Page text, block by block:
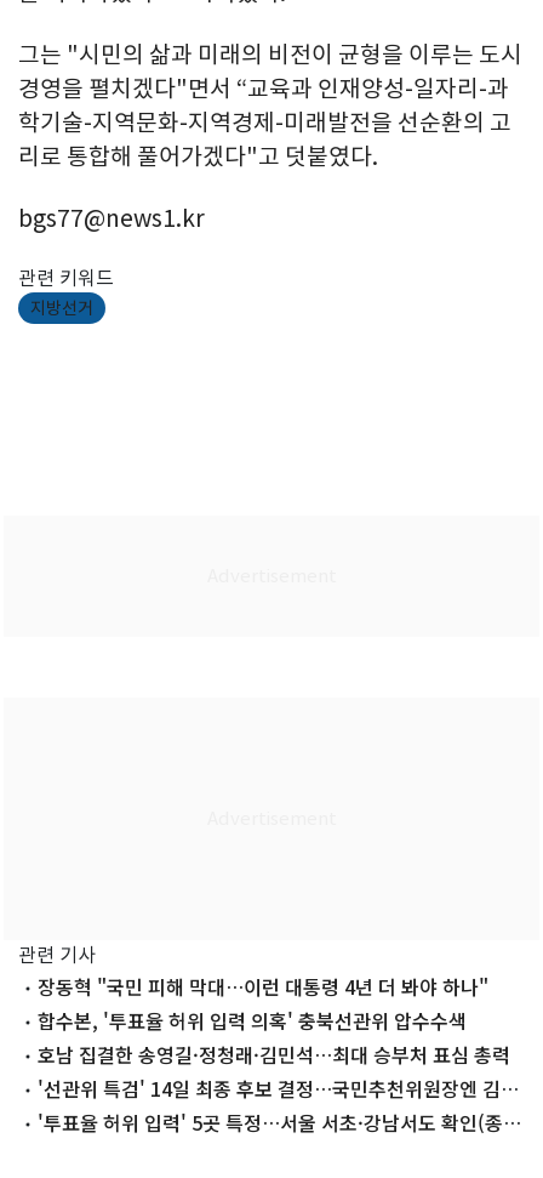
그는 "시민의 삶과 미래의 비전이 균형을 이루는 도시
경영을 펼치겠다"면서 “교육과 인재양성-일자리-과
학기술-지역문화-지역경제-미래발전을 선순환의 고
리로 통합해 풀어가겠다"고 덧붙였다.
bgs77@news1.kr
관련 키워드
지방선거
관련 기사
장동혁 "국민 피해 막대…이런 대통령 4년 더 봐야 하나"
합수본, '투표율 허위 입력 의혹' 충북선관위 압수수색
호남 집결한 송영길·정청래·김민석…최대 승부처 표심 총력
'선관위 특검' 14일 최종 후보 결정…국민추천위원장엔 김용
관 '투표율 허위 입력' 5곳 특정…서울 서초·강남서도 확인(종